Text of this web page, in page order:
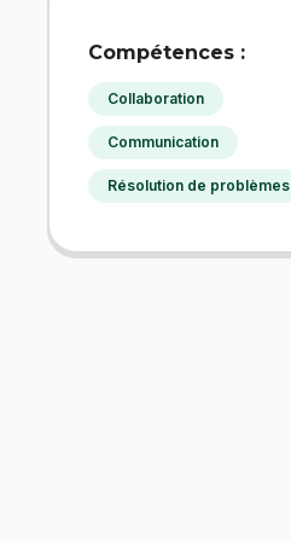
Compétences :
Collaboration
Communication
Résolution de problèmes